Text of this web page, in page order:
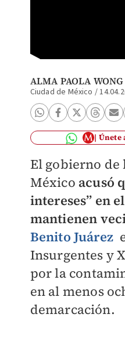
ALMA PAOLA WONG
Ciudad de México /
Únete
El gobierno de
México acusó
intereses” en
mantienen
Benito Juárez
Insurgentes y
por la
en al menos
demarcación.